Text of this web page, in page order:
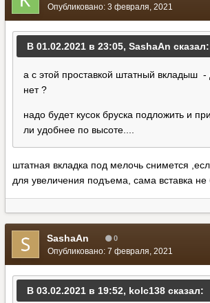
Опубликовано: 3 февраля, 2021
В 01.02.2021 в 23:05, SashaAn сказал:
а с этой проставкой штатный вкладыш -
нет ?
надо будет кусок бруска подложить и
ли удобнее по высоте....
штатная вкладка под мелочь снимется
для увеличения подъема, сама вставка не
SashaAn 0
Опубликовано: 7 февраля, 2021
В 03.02.2021 в 19:52, kolc138 сказал: